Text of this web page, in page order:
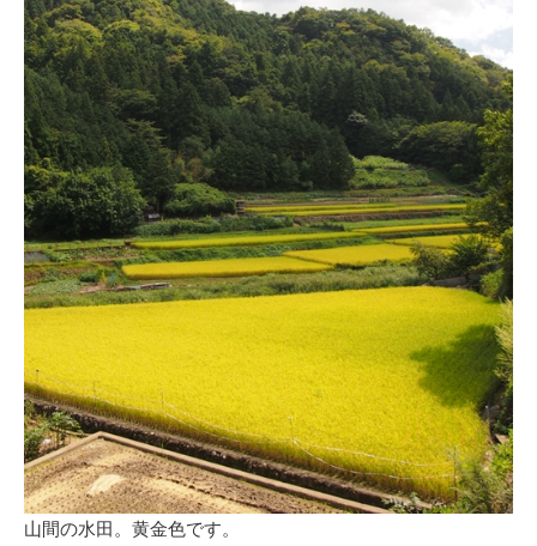
山間の水田。黄金色です。